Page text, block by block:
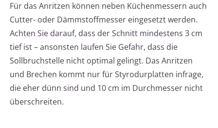
Für das Anritzen können neben Küchenmessern auch
Cutter- oder Dämmstoffmesser eingesetzt werden.
Achten Sie darauf, dass der Schnitt mindestens 3 cm
tief ist – ansonsten laufen Sie Gefahr, dass die
Sollbruchstelle nicht optimal gelingt. Das Anritzen
und Brechen kommt nur für Styrodurplatten infrage,
die eher dünn sind und 10 cm im Durchmesser nicht
überschreiten.